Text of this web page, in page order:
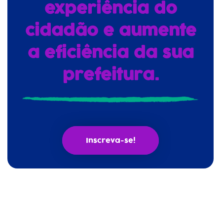
experiência do
cidadão e aumente
a eficiência da sua
prefeitura.
Inscreva-se!